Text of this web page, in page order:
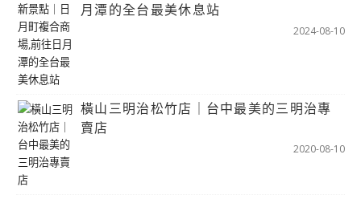
月潭的全台最美休息站
2024-08-10
橫山三明治松竹店｜台中最美的三明治專
賣店
2020-08-10